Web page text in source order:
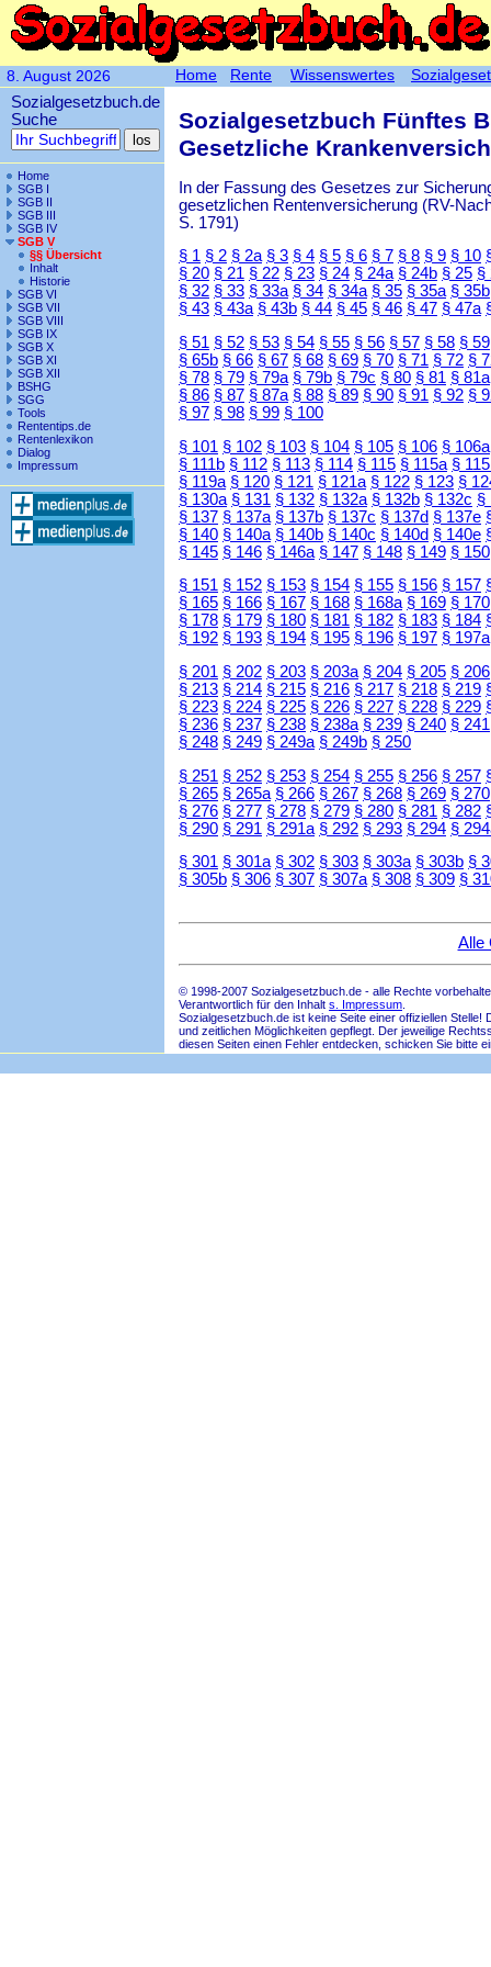
8. August 2026
Sozialgesetzbuch.de
Suche
Home
SGB I
SGB II
SGB III
SGB IV
SGB V
§§ Übersicht
Inhalt
Historie
SGB VI
SGB VII
SGB VIII
SGB IX
SGB X
SGB XI
SGB XII
BSHG
SGG
Tools
Rententips.de
Rentenlexikon
Dialog
Impressum
Sozialgesetzbuch Fünftes
Gesetzliche
In der Fassung des Gesetzes zur
gesetzlichen Rentenversicherung (RV-
S. 1791)
§ 1 § 2 § 2a § 3 § 4 § 5 § 6 § 7 § 8 § 9 § 10
§ 20 § 21 § 22 § 23 § 24 § 24a § 24b § 25 §
§ 32 § 33 § 33a § 34 § 34a § 35 § 35a § 35b
§ 43 § 43a § 43b § 44 § 45 § 46 § 47 § 47a
§ 51 § 52 § 53 § 54 § 55 § 56 § 57 § 58 § 59
§ 65b § 66 § 67 § 68 § 69 § 70 § 71 § 72 §
§ 78 § 79 § 79a § 79b § 79c § 80 § 81 § 81a
§ 86 § 87 § 87a § 88 § 89 § 90 § 91 § 92 §
§ 97 § 98 § 99 § 100
§ 101 § 102 § 103 § 104 § 105 § 106 § 106a
§ 111b § 112 § 113 § 114 § 115 § 115a §
§ 119a § 120 § 121 § 121a § 122 § 123 §
§ 130a § 131 § 132 § 132a § 132b § 132c §
§ 137 § 137a § 137b § 137c § 137d § 137e
§ 140 § 140a § 140b § 140c § 140d § 140e
§ 145 § 146 § 146a § 147 § 148 § 149 § 150
§ 151 § 152 § 153 § 154 § 155 § 156 § 157
§ 165 § 166 § 167 § 168 § 168a § 169 § 170
§ 178 § 179 § 180 § 181 § 182 § 183 § 184
§ 192 § 193 § 194 § 195 § 196 § 197 § 197a
§ 201 § 202 § 203 § 203a § 204 § 205 § 206
§ 213 § 214 § 215 § 216 § 217 § 218 § 219
§ 223 § 224 § 225 § 226 § 227 § 228 § 229
§ 236 § 237 § 238 § 238a § 239 § 240 § 241
§ 248 § 249 § 249a § 249b § 250
§ 251 § 252 § 253 § 254 § 255 § 256 § 257
§ 265 § 265a § 266 § 267 § 268 § 269 § 270
§ 276 § 277 § 278 § 279 § 280 § 281 § 282
§ 290 § 291 § 291a § 292 § 293 § 294 §
§ 301 § 301a § 302 § 303 § 303a § 303b §
§ 305b § 306 § 307 § 307a § 308 § 309 §
Alle
© 1998-2007 Sozialgesetzbuch.de - alle Rechte
Verantwortlich für den Inhalt s. Impressum
Sozialgesetzbuch.de ist keine Seite einer offiziellen
und zeitlichen Möglichkeiten gepflegt. Der jeweilige
diesen Seiten einen Fehler entdecken, schicken Sie bitte
Home Rente Wissenswertes